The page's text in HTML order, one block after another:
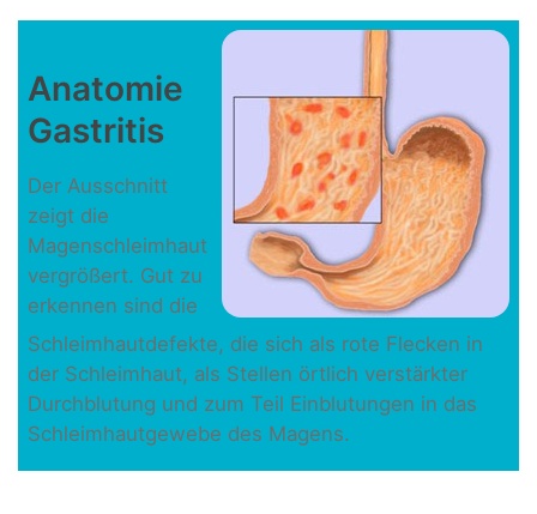
Anatomie
Gastritis
Der Ausschnitt
zeigt die
Magenschleimhaut
vergrößert. Gut zu
erkennen sind die
Schleimhautdefekte, die sich als rote Flecken in
der Schleimhaut, als Stellen örtlich verstärkter
Durchblutung und zum Teil Einblutungen in das
Schleimhautgewebe des Magens.